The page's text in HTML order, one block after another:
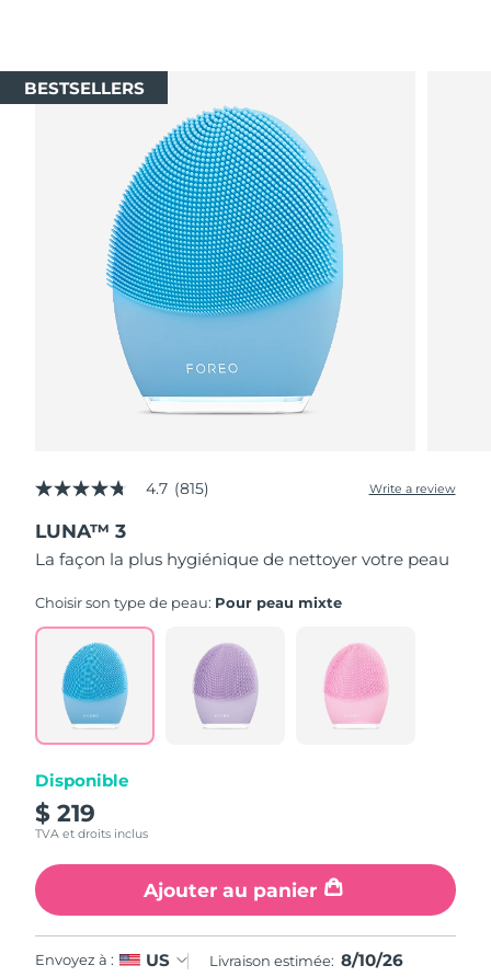
BESTSELLERS
4.7
of
5
stars,
rating
Read
Reviews.
Same
page
link.
4.7 (815) Write a review
LUNA™ 3
La façon la plus hygiénique de nettoyer votre peau
Choisir son type de peau: Pour peau mixte
Disponible
$ 219
TVA et droits inclus
Ajouter au panier
Envoyez à : US Livraison estimée: 8/10/26